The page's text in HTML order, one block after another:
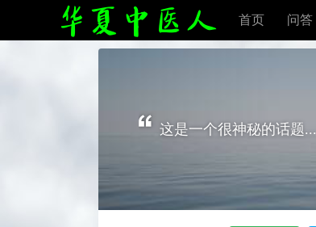
首页 问答
这是一个很神秘的话题...